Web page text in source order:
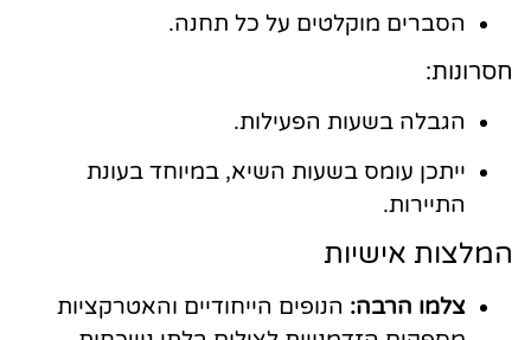
הסברים מוקלטים על כל תחנה.
חסרונות:
הגבלה בשעות הפעילות.
ייתכן עומס בשעות השיא, במיוחד בעונת
התיירות.
המלצות אישיות
צלמו הרבה: הנופים הייחודיים והאטרקציות